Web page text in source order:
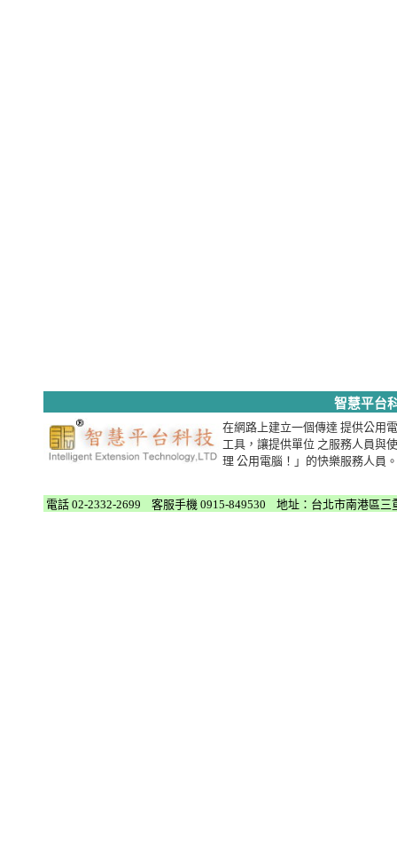
智慧平台
在網路上建立一個傳達 提供公用
工具，讓提供單位 之服務人員與
理 公用電腦！」的快樂服務人員。
電話 02-2332-2699 客服手機 0915-849530 地址：台北市南港區三